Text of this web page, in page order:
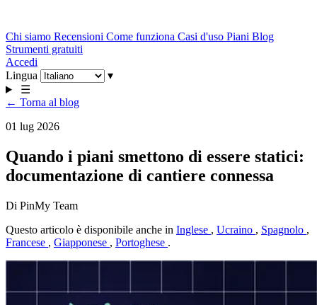
Chi siamo Recensioni Come funziona Casi d'uso Piani Blog
Strumenti gratuiti
Accedi
Lingua
▾
☰
← Torna al blog
01 lug 2026
Quando i piani smettono di essere statici:
documentazione di cantiere connessa
Di PinMy Team
Questo articolo è disponibile anche in Inglese , Ucraino , Spagnolo ,
Francese , Giapponese , Portoghese .